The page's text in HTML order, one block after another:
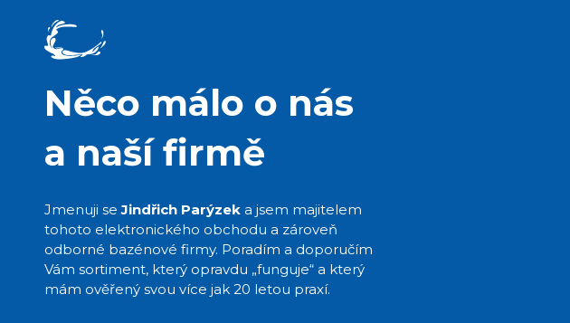
Něco málo o nás
a naší firmě
Jmenuji seJindřich Parýzeka jsem majitelem
tohoto elektronického obchodu a zároveň
odborné bazénové firmy. Poradím a doporučím
Vám sortiment, který opravdu „funguje“ a který
mám ověřený svou více jak 20 letou praxí.